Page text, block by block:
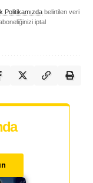
Politikamızda belirtilen veri
iptal